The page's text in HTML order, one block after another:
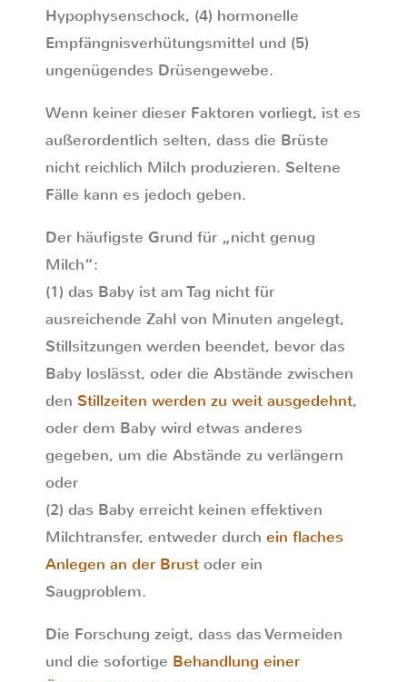
Hypophysenschock, (4) hormonelle
Empfängnisverhütungsmittel und (5)
ungenügendes Drüsengewebe.
Wenn keiner dieser Faktoren vorliegt, ist es
außerordentlich selten, dass die Brüste
nicht reichlich Milch produzieren. Seltene
Fälle kann es jedoch geben.
Der häufigste Grund für „nicht genug
Milch“:
(1) das Baby ist am Tag nicht für
ausreichende Zahl von Minuten angelegt,
Stillsitzungen werden beendet, bevor das
Baby loslässt, oder die Abstände zwischen
den Stillzeiten werden zu weit ausgedehnt,
oder dem Baby wird etwas anderes
gegeben, um die Abstände zu verlängern
oder
(2) das Baby erreicht keinen effektiven
Milchtransfer, entweder durch ein flaches
Anlegen an der Brust oder ein
Saugproblem.
Die Forschung zeigt, dass das Vermeiden
und die sofortige Behandlung einer